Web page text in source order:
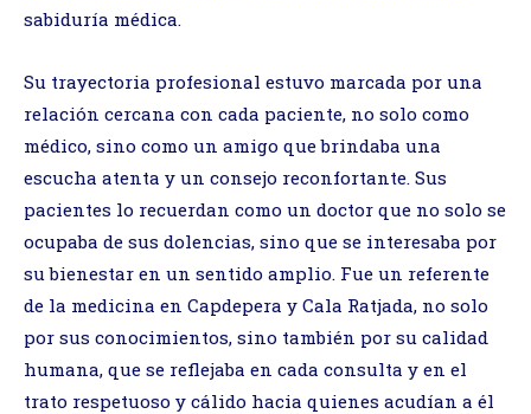
sabiduría médica.
Su trayectoria profesional estuvo marcada por una
relación cercana con cada paciente, no solo como
médico, sino como un amigo que brindaba una
escucha atenta y un consejo reconfortante. Sus
pacientes lo recuerdan como un doctor que no solo se
ocupaba de sus dolencias, sino que se interesaba por
su bienestar en un sentido amplio. Fue un referente
de la medicina en Capdepera y Cala Ratjada, no solo
por sus conocimientos, sino también por su calidad
humana, que se reflejaba en cada consulta y en el
trato respetuoso y cálido hacia quienes acudían a él